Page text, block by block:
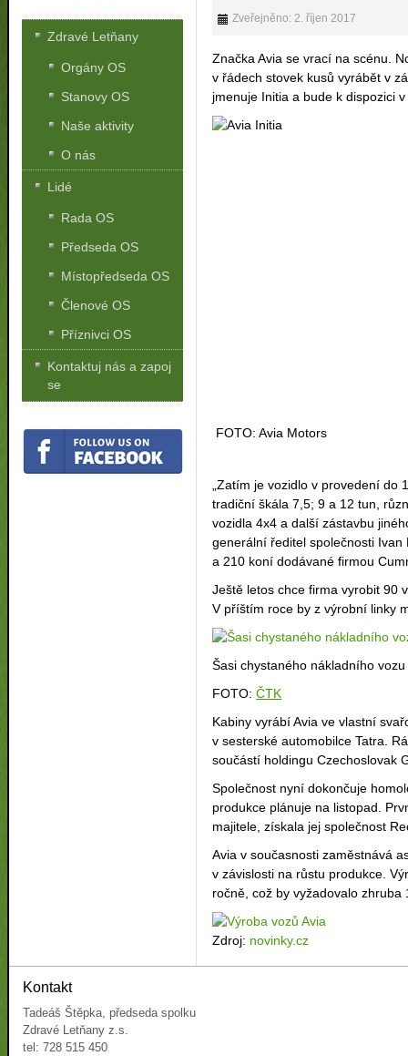
Zveřejněno: 2. říjen 2017
Značka Avia se vrací na scénu.
v řádech stovek kusů vyrábět v
jmenuje Initia a bude k dispozici
FOTO: Avia Motors
„Zatím je vozidlo v provedení do
tradiční škála 7,5; 9 a 12 tun,
vozidla 4x4 a další zástavbu
generální ředitel společnosti
a 210 koní dodávané firmou
Ještě letos chce firma vyrobit 90
V příštím roce by z výrobní linky
Šasi chystaného nákladního vozu
FOTO:ČTK
Kabiny vyrábí Avia ve vlastní
v sesterské automobilce Tatra.
součástí holdingu Czechoslovak
Společnost nyní dokončuje
produkce plánuje na listopad.
majitele, získala jej společnost
Avia v současnosti zaměstnává
v závislosti na růstu produkce.
ročně, což by vyžadovalo zhruba
Zdroj: novinky.cz
Zdravé Letňany
Orgány OS
Stanovy OS
Naše aktivity
O nás
Lidé
Rada OS
Předseda OS
Místopředseda OS
Členové OS
Příznivci OS
Kontaktuj nás a zapoj
se
Kontakt
Tadeáš Štěpka, předseda spolku
Zdravé Letňany z.s.
tel: 728 515 450